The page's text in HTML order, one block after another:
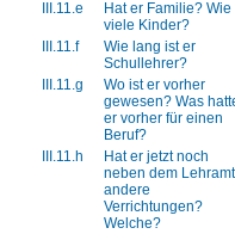
III.11.e
Hat er Familie? Wie
viele Kinder?
III.11.f
Wie lang ist er
Schullehrer?
III.11.g
Wo ist er vorher
gewesen? Was
er vorher für einen
Beruf?
III.11.h
Hat er jetzt noch
neben dem
andere
Verrichtungen?
Welche?